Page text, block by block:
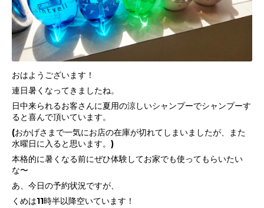
おはようございます！
連日暑くなってきましたね。
日中来られるお客さんに夏用の涼しいシャンプーでシャンプーす
ると喜んで頂いています。
(おかげさまで一気にお店の在庫が切れてしまいましたが、また
水曜日に入ると思います。)
本格的に暑くなる前にぜひ体験してお家でも使ってもらいたい
な〜
あ、今日の予約状況ですが、
くめは11時半以降空いています！